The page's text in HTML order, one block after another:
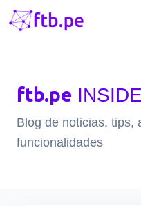
ftb.pe INSIDE
Blog de noticias, tips,
funcionalidades